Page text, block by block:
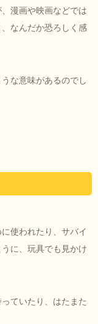
漫画や映画などでは
なんだか恐ろしく感
な意味があるのでし
使われたり、サバイ
に、玩具でも見かけ
ていたり、はたまた